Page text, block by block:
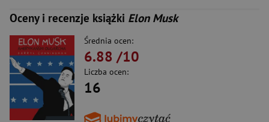
Oceny i recenzje książki Elon Musk
Średnia ocen:
6.88 /10
Liczba ocen:
16